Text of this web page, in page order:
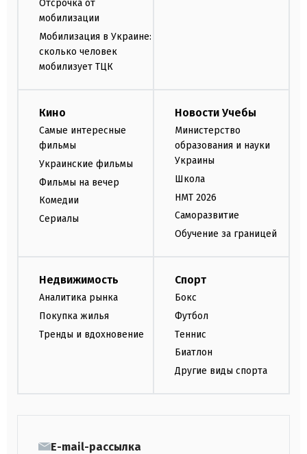
Отсрочка от
мобилизации
Мобилизация в Украине:
сколько человек
мобилизует ТЦК
Кино
Самые интересные
фильмы
Украинские фильмы
Фильмы на вечер
Комедии
Сериалы
Новости Учебы
Министерство
образования и науки
Украины
Школа
НМТ 2026
Саморазвитие
Обучение за границей
Недвижимость
Аналитика рынка
Покупка жилья
Тренды и вдохновение
Спорт
Бокс
Футбол
Теннис
Биатлон
Другие виды спорта
E-mail-рассылка